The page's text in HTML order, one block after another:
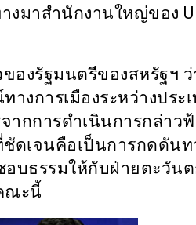
งมาสำนักงานใหญ่ของ
องรัฐมนตรีของสหรัฐฯ
งการเมืองระหว่างประ
ากการดำเนินการกล่าว
ดเจนคือเป็นการกดดันท
อบธรรมให้กับฝ่ายตะวัน
ณะนี้